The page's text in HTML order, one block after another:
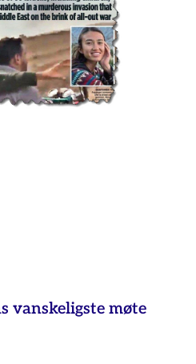
vanskeligste møte